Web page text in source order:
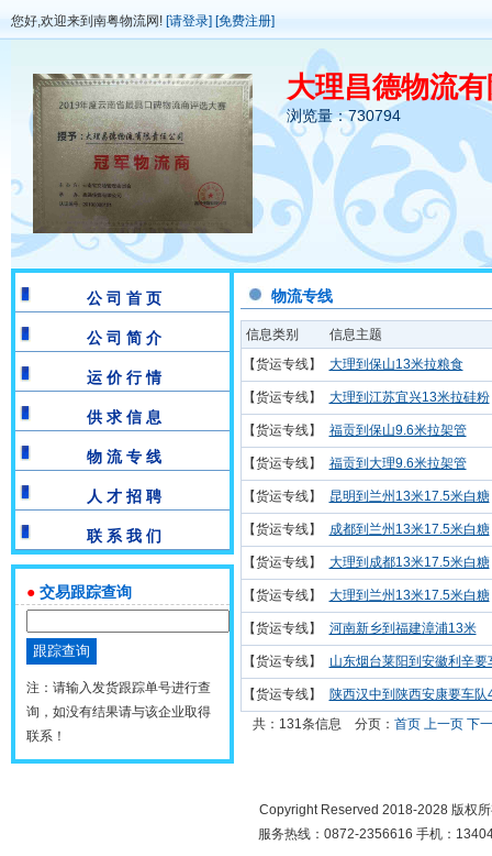
您好,欢迎来到南粤物流网! [请登录] [免费注册]
大理昌德物流
浏览量：730794
公 司 首 页
公 司 简 介
运 价 行 情
供 求 信 息
物 流 专 线
人 才 招 聘
联 系 我 们
● 交易跟踪查询
注：请输入发货跟踪单号进行查
询，如没有结果请与该企业取得
联系！
物流专线
信息类别
信息主题
【货运专线】
大理到保山13米拉粮食
【货运专线】 大理到江苏宜兴13米拉硅粉
【货运专线】 福贡到保山9.6米拉架管
【货运专线】 福贡到大理9.6米拉架管
【货运专线】 昆明到兰州13米17.5米白糖
【货运专线】 成都到兰州13米17.5米白糖
【货运专线】 大理到成都13米17.5米白糖
【货运专线】 大理到兰州13米17.5米白糖
【货运专线】 河南新乡到福建漳浦13米
【货运专线】 山东烟台莱阳到安徽利辛
【货运专线】
陕西汉中到陕西安康要车
共：131条信息
分页： 首页 上一页 下
Copyright Reserved 2018-2028 版权
服务热线：0872-2356616 手机：